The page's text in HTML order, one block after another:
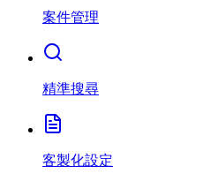
案件管理
精準搜尋
客製化設定